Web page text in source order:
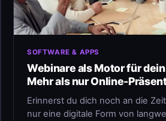
SOFTWARE & APPS
Webinare als Motor für
Mehr als nur Online-
Erinnerst du dich noch an die
nur eine digitale Form von